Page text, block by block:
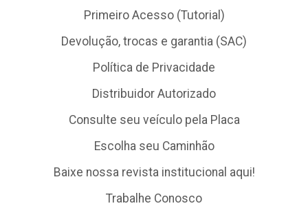
Primeiro Acesso (Tutorial)
Devolução, trocas e garantia (SAC)
Política de Privacidade
Distribuidor Autorizado
Consulte seu veículo pela Placa
Escolha seu Caminhão
Baixe nossa revista institucional aqui!
Trabalhe Conosco